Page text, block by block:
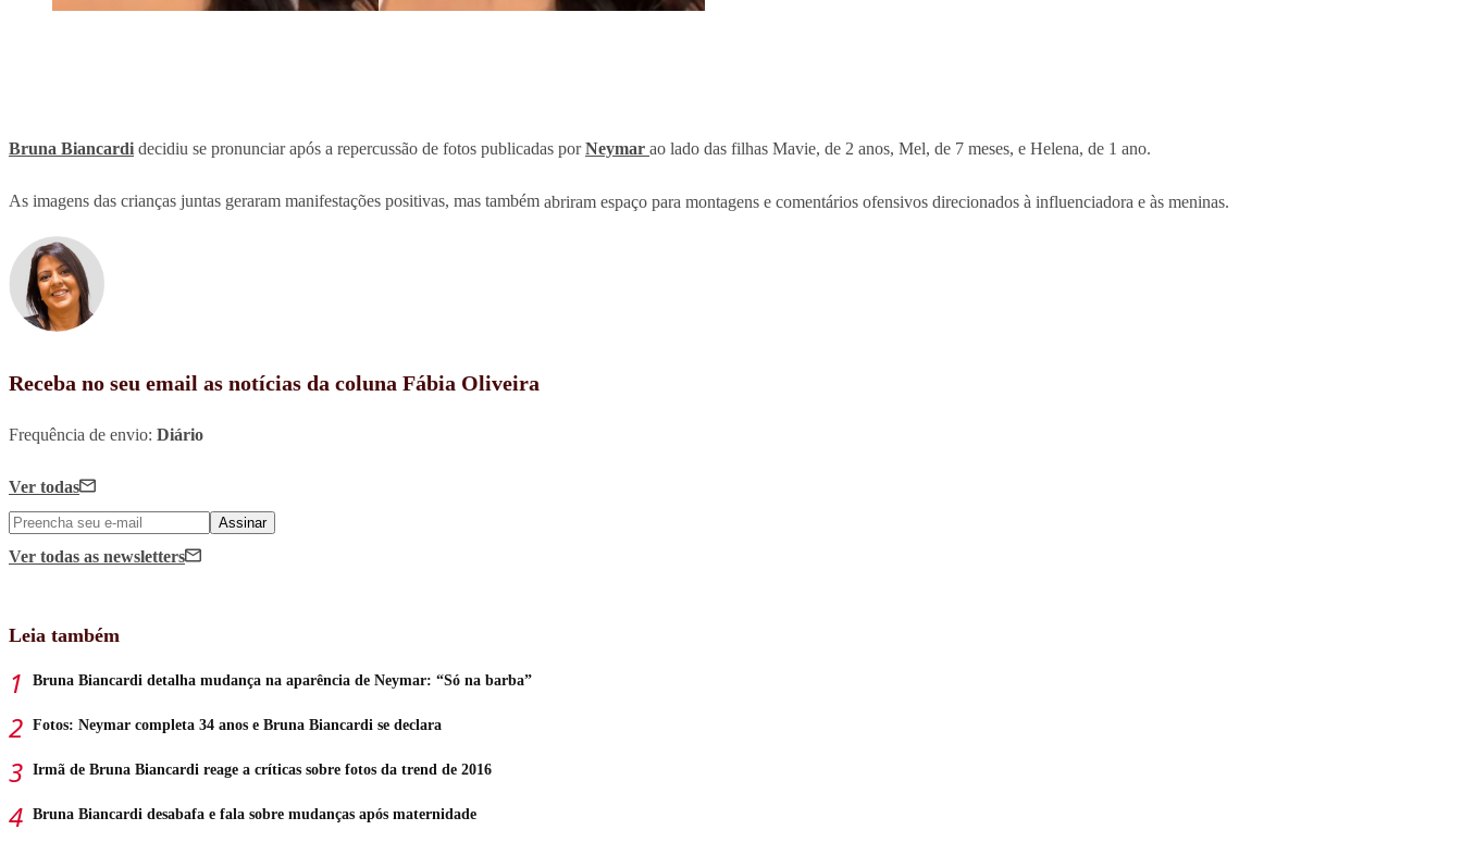
Bruna Biancardi decidiu se pronunciar após a repercussão de fotos publicadas porNeymar ao lado das filhas Mavie, de 2 anos, Mel, de 7 meses, e Helena, de 1 ano.
As imagens das crianças juntas geraram manifestações positivas, mas também abriram espaço para montagens e comentários ofensivos direcionados à influenciadora e às meninas.
Receba no seu email as notícias da coluna Fábia Oliveira
Frequência de envio: Diário
Ver todas
Assinar
Ver todas as newsletters
Leia também
Bruna Biancardi detalha mudança na aparência de Neymar: “Só na barba”
Fotos: Neymar completa 34 anos e Bruna Biancardi se declara
Irmã de Bruna Biancardi reage a críticas sobre fotos da trend de 2016
Bruna Biancardi desabafa e fala sobre mudanças após maternidade